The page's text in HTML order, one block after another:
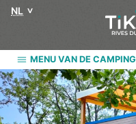
NL
MENU VAN DE CAMPING